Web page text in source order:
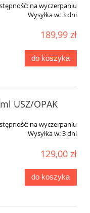
na wyczerpaniu
Wysyłka w:3 dni
189,99 zł
do koszyka
USZ/OPAK
na wyczerpaniu
Wysyłka w:3 dni
129,00 zł
do koszyka